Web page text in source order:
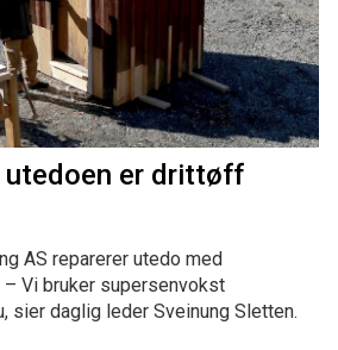
utedoen er drittøff
AS reparerer utedo med
Vi bruker supersenvokst
sier daglig leder Sveinung Sletten.